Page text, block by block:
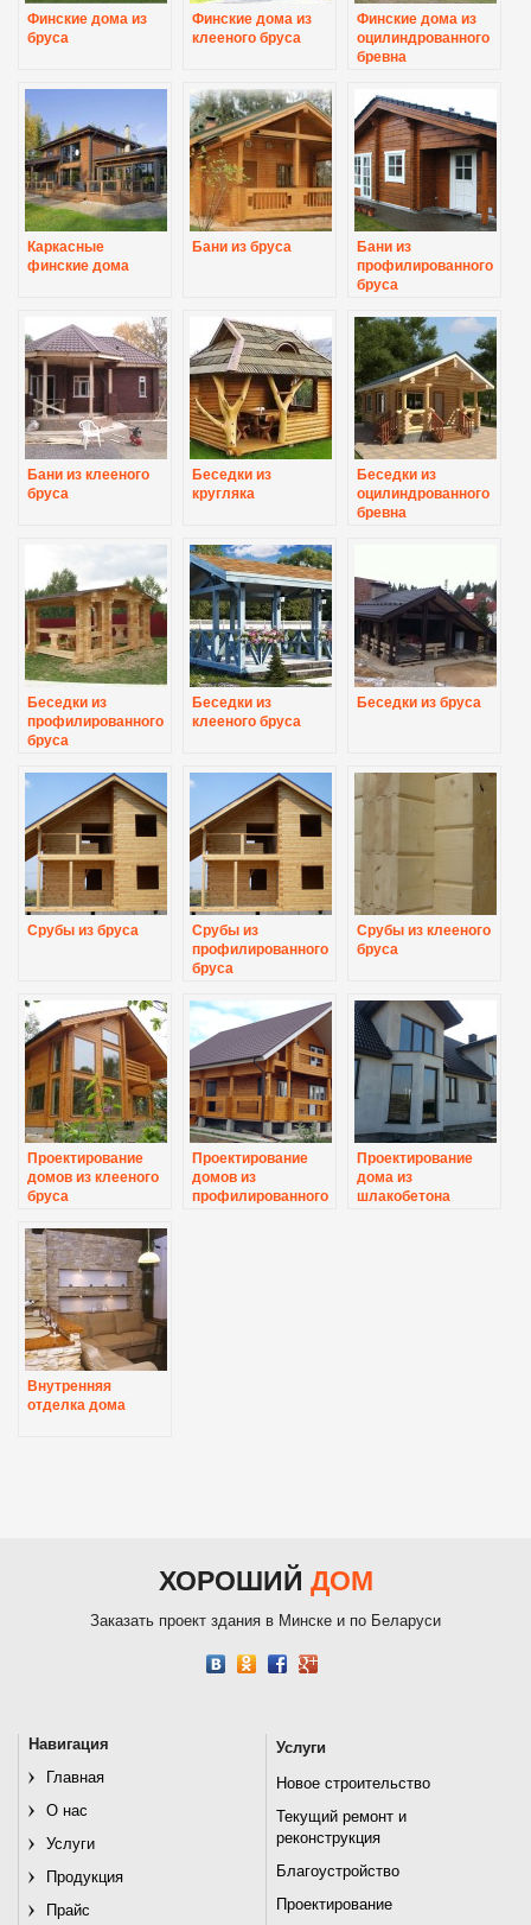
Финские дома из
бруса
Финские дома из
клееного бруса
Финские дома из
оцилиндрованного
бревна
Каркасные
финские дома
Бани из бруса
Бани из
профилированного
бруса
Бани из клееного
бруса
Беседки из
кругляка
Беседки из
оцилиндрованного
бревна
Беседки из
профилированного
бруса
Беседки из
клееного бруса
Беседки из бруса
Срубы из бруса
Срубы из
профилированного
бруса
Срубы из клееного
бруса
Проектирование
домов из клееного
бруса
Проектирование
домов из
профилированного
Проектирование
дома из
шлакобетона
Внутренняя
отделка дома
ХОРОШИЙ ДОМ
Заказать проект здания в Минске и по Беларуси
Навигация
Главная
О нас
Услуги
Продукция
Прайс
Услуги
Новое строительство
Текущий ремонт и
реконструкция
Благоустройство
Проектирование